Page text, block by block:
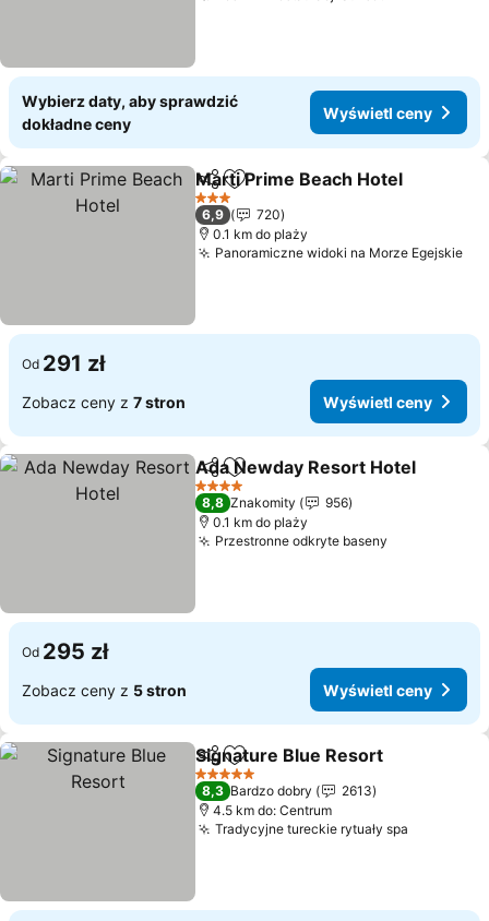
Wybierz daty, aby sprawdzić
dokładne ceny
Wyświetl ceny
Udostępnij
Dodaj do ulubionych
Marti Prime Beach Hotel
3 Kategoria
6,9
720
0.1 km do plaży
Panoramiczne widoki na Morze Egejskie
Od 291 zł
Zobacz ceny z 7 stron Wyświetl ceny
Udostępnij
Dodaj do ulubionych
Ada Newday Resort Hotel
4 Kategoria
8,8 Znakomity
956
0.1 km do plaży
Przestronne odkryte baseny
Od 295 zł
Zobacz ceny z 5 stron Wyświetl ceny
Udostępnij
Dodaj do ulubionych
Signature Blue Resort
5 Kategoria
8,3 Bardzo dobry
2613
4.5 km do: Centrum
Tradycyjne tureckie rytuały spa